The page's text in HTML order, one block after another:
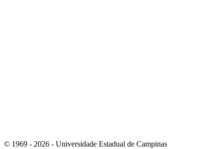
© 1969 - 2026 - Universidade Estadual de Campinas